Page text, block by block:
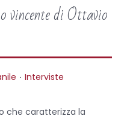
vincente di Ottavio
. P
s
Interviste
che caratterizza la